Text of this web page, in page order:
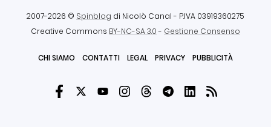
2007-2026 © Spinblog di Nicolò Canal - P.IVA 03919360275
Creative Commons BY-NC-SA 3.0- Gestione Consenso
CHI SIAMO CONTATTI LEGAL PRIVACY PUBBLICITÀ